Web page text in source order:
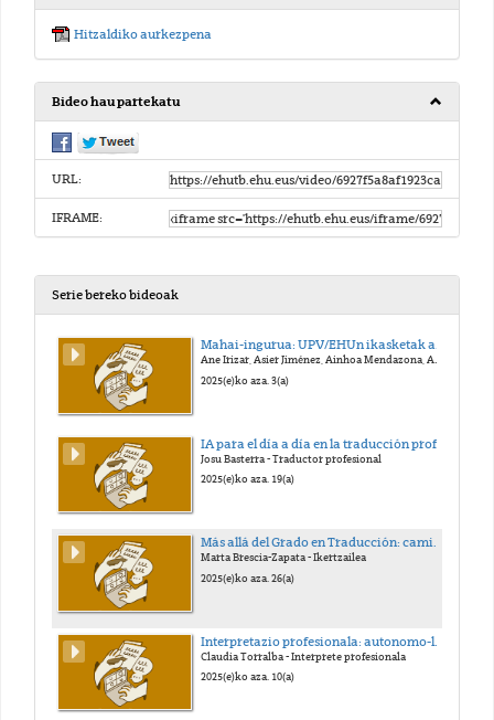
Hitzaldiko aurkezpena
Bideo hau partekatu
URL:
IFRAME:
Serie bereko bideoak
Mahai-ingurua: UPV/EHUn ikasketak amaitu ondoren lan-merkatuan sartzea
Ane Irizar, Asier Jiménez, Ainhoa Mendazona, Aroa Villalba
2025(e)ko aza. 3(a)
Josu Basterra - Traductor profesional
2025(e)ko aza. 19(a)
Más allá del Grado en Traducción: caminos académicos y profesionales
Marta Brescia-Zapata - Ikertzailea
2025(e)ko aza. 26(a)
Claudia Torralba - Interprete profesionala
2025(e)ko aza. 10(a)